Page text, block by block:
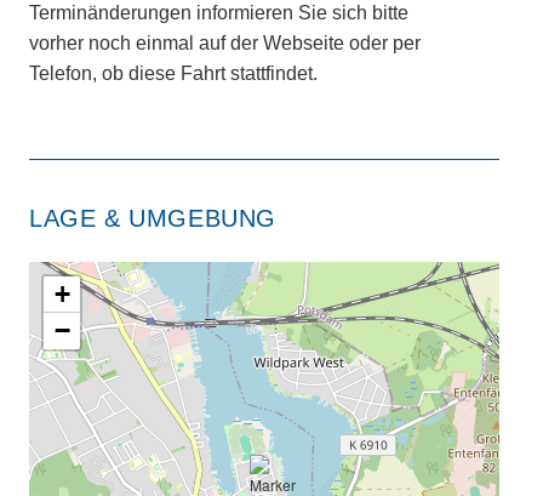
Terminänderungen informieren Sie sich bitte
vorher noch einmal auf der Webseite oder per
Telefon, ob diese Fahrt stattfindet.
LAGE & UMGEBUNG
+
−